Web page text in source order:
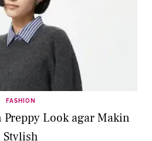
FASHION
Look agar Makin
Stylish